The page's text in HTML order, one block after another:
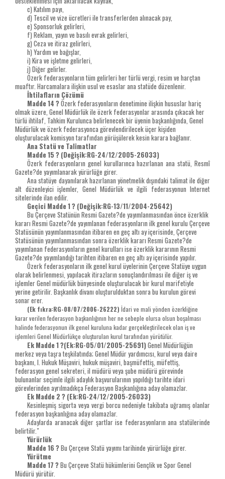
c) Katılım payı,
d) Tescil ve vize ücretleri ile transferlerden alınacak pay,
e) Sponsorluk gelirleri,
f) Reklam, yayın ve basılı evrak gelirleri,
g) Ceza ve itiraz gelirleri,
h) Yardım ve bağışlar,
i) Kira ve işletme gelirleri,
j) Diğer gelirler.
Özerk federasyonların tüm gelirleri her türlü vergi, resim ve harçtan
muaftır. Harcamalara ilişkin usul ve esaslar ana statüde düzenlenir.
İhtilafların Çözümü
Madde 14 ? Özerk federasyonların denetimine ilişkin hususlar hariç
olmak üzere, Genel Müdürlük ile özerk federasyonlar arasında çıkacak her
türlü ihtilaf, Tahkim Kurulunca belirlenecek bir üyenin başkanlığında, Genel
Müdürlük ve özerk federasyonca görevlendirilecek üçer kişiden
oluşturulacak komisyon tarafından görüşülerek kesin karara bağlanır.
Ana Statü ve Talimatlar
Madde 15 ? (Değişik:RG-24/12/2005-26033)
Özerk federasyonların genel kurullarınca hazırlanan ana statü, Resmî
Gazete?de yayımlanarak yürürlüğe girer.
Ana statüye dayanılarak hazırlanan yönetmelik dışındaki talimat ile diğer
alt düzenleyici işlemler, Genel Müdürlük ve ilgili federasyonun Internet
sitelerinde ilan edilir.
Geçici Madde 1 ? (Değişik:RG-13/11/2004-25642)
Bu Çerçeve Statünün Resmi Gazete?de yayımlanmasından önce özerklik
kararı Resmi Gazete?de yayımlanan federasyonların ilk genel kurulu Çerçeve
Statüsünün yayımlanmasından itibaren en geç altı ay içerisinde, Çerçeve
Statüsünün yayımlanmasından sonra özerklik kararı Resmi Gazete?de
yayımlanan federasyonların genel kurulları ise özerklik kararının Resmi
Gazete?de yayımlandığı tarihten itibaren en geç altı ay içerisinde yapılır.
Özerk federasyonların ilk genel kurul üyelerinin Çerçeve Statüye uygun
olarak belirlenmesi, yapılacak itirazların sonuçlandırılması ile diğer iş ve
işlemler Genel müdürlük bünyesinde oluşturulacak bir kurul marifetiyle
yerine getirilir. Başkanlık divanı oluşturulduktan sonra bu kurulun görevi
sonar erer.
(Ek fıkra:RG-08/07/2006-26222) İdari ve mali yönden özerkliğine
karar verilen federasyon başkanlığının her ne sebeple olursa olsun boşalması
halinde federasyonun ilk genel kuruluna kadar gerçekleştirilecek olan iş ve
işlemleri Genel Müdürlükçe oluşturulan kurul tarafından yürütülür.
Ek Madde 1 ?(Ek:RG-05/01/2005-25691) Genel Müdürlüğün
merkez veya taşra teşkilatında; Genel Müdür yardımcısı, kurul veya daire
başkanı, I. Hukuk Müşaviri, hukuk müşaviri, başmüfettiş, müfettiş,
federasyon genel sekreteri, il müdürü veya şube müdürü görevinde
bulunanlar seçimle ilgili adaylık başvurularının yapıldığı tarihte idari
görevlerinden ayrılmadıkça Federasyon Başkanlığına aday olamazlar.
Ek Madde 2 ? (Ek:RG-24/12/2005-26033)
Kesinleşmiş sigorta veya vergi borcu nedeniyle takibata uğramış olanlar
federasyon başkanlığına aday olamazlar.
Adaylarda aranacak diğer şartlar ise federasyonların ana statülerinde
belirtilir."
Yürürlük
Madde 16 ? Bu Çerçeve Statü yayımı tarihinde yürürlüğe girer.
Yürütme
Madde 17 ? Bu Çerçeve Statü hükümlerini Gençlik ve Spor Genel
Müdürü yürütür.